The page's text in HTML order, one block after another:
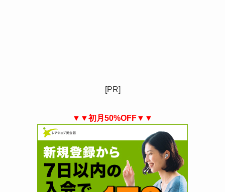
[PR]
▼▼初月50%OFF▼▼